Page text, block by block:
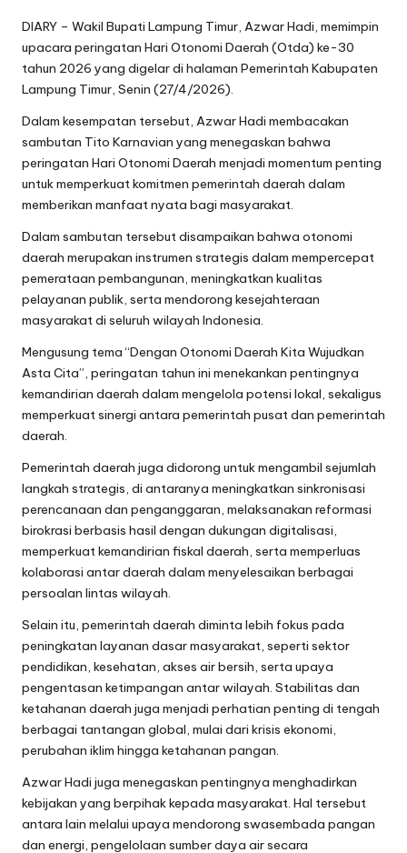
DIARY – Wakil Bupati Lampung Timur, Azwar Hadi, memimpin
upacara peringatan Hari Otonomi Daerah (Otda) ke-30
tahun 2026 yang digelar di halaman Pemerintah Kabupaten
Lampung Timur, Senin (27/4/2026).
Dalam kesempatan tersebut, Azwar Hadi membacakan
sambutan Tito Karnavian yang menegaskan bahwa
peringatan Hari Otonomi Daerah menjadi momentum penting
untuk memperkuat komitmen pemerintah daerah dalam
memberikan manfaat nyata bagi masyarakat.
Dalam sambutan tersebut disampaikan bahwa otonomi
daerah merupakan instrumen strategis dalam mempercepat
pemerataan pembangunan, meningkatkan kualitas
pelayanan publik, serta mendorong kesejahteraan
masyarakat di seluruh wilayah Indonesia.
Mengusung tema “Dengan Otonomi Daerah Kita Wujudkan
Asta Cita”, peringatan tahun ini menekankan pentingnya
kemandirian daerah dalam mengelola potensi lokal, sekaligus
memperkuat sinergi antara pemerintah pusat dan pemerintah
daerah.
Pemerintah daerah juga didorong untuk mengambil sejumlah
langkah strategis, di antaranya meningkatkan sinkronisasi
perencanaan dan penganggaran, melaksanakan reformasi
birokrasi berbasis hasil dengan dukungan digitalisasi,
memperkuat kemandirian fiskal daerah, serta memperluas
kolaborasi antar daerah dalam menyelesaikan berbagai
persoalan lintas wilayah.
Selain itu, pemerintah daerah diminta lebih fokus pada
peningkatan layanan dasar masyarakat, seperti sektor
pendidikan, kesehatan, akses air bersih, serta upaya
pengentasan ketimpangan antar wilayah. Stabilitas dan
ketahanan daerah juga menjadi perhatian penting di tengah
berbagai tantangan global, mulai dari krisis ekonomi,
perubahan iklim hingga ketahanan pangan.
Azwar Hadi juga menegaskan pentingnya menghadirkan
kebijakan yang berpihak kepada masyarakat. Hal tersebut
antara lain melalui upaya mendorong swasembada pangan
dan energi, pengelolaan sumber daya air secara